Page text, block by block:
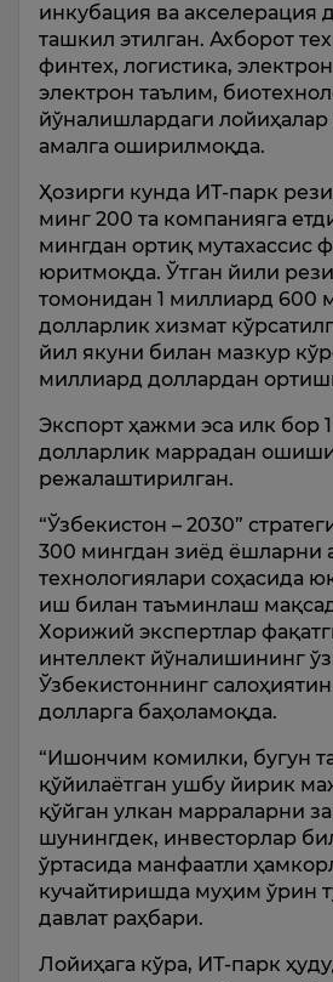
инкубация ва акселерация
ташкил этилган. Ахборот
финтех, логистика,
электрон таълим,
йўналишлардаги
амалга оширилмоқда.
Ҳозирги кунда ИТ-парк
минг 200 та компанияга
мингдан ортиқ мутахассис
юритмоқда. Ўтган йили
томонидан 1 миллиард 600
долларлик хизмат
йил якуни билан мазкур
миллиард доллардан
Экспорт ҳажми эса илк бор
долларлик маррадан
режалаштирилган.
“Ўзбекистон – 2030”
300 мингдан зиёд ёшларни
технологиялари соҳасида
иш билан таъминлаш
Хорижий экспертлар
интеллект йўналишининг
Ўзбекистоннинг
долларга баҳоламоқда.
“Ишончим комилки, бугун
қўйилаётган ушбу йирик
қўйган улкан марраларни
шунингдек, инвесторлар
ўртасида манфаатли
кучайтиришда муҳим ўрин
давлат раҳбари.
Лойиҳага кўра, ИТ-парк